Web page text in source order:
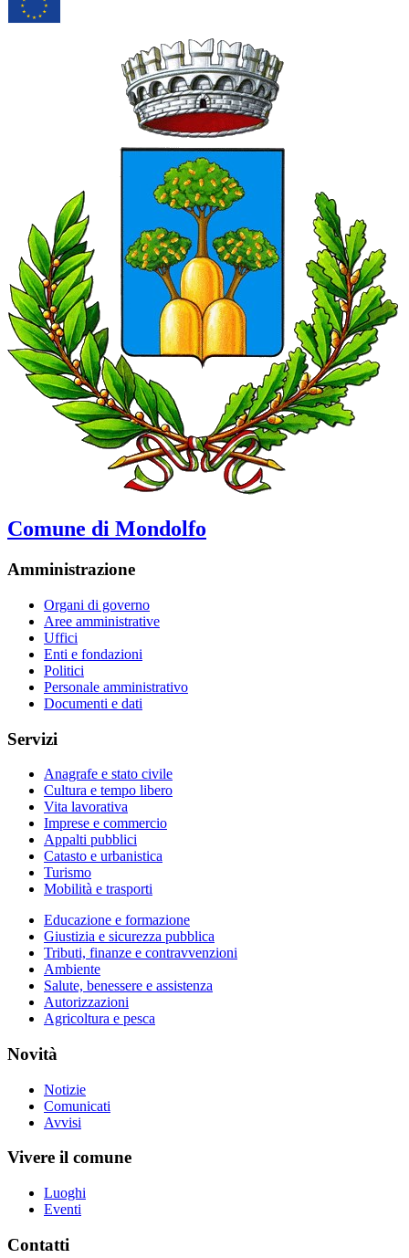
Comune di Mondolfo
Amministrazione
Organi di governo
Aree amministrative
Uffici
Enti e fondazioni
Politici
Personale amministrativo
Documenti e dati
Servizi
Anagrafe e stato civile
Cultura e tempo libero
Vita lavorativa
Imprese e commercio
Appalti pubblici
Catasto e urbanistica
Turismo
Mobilità e trasporti
Educazione e formazione
Giustizia e sicurezza pubblica
Tributi, finanze e contravvenzioni
Ambiente
Salute, benessere e assistenza
Autorizzazioni
Agricoltura e pesca
Novità
Notizie
Comunicati
Avvisi
Vivere il comune
Luoghi
Eventi
Contatti